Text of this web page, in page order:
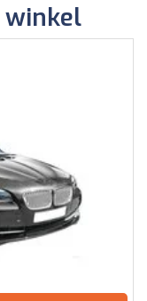
winkel